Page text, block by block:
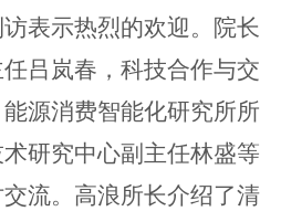
表示热烈的欢迎。院长
吕岚春 ，科技合作与交
能源消费智能化研究所所
研究中心副主任林盛等
流。 高浪所长介绍了清